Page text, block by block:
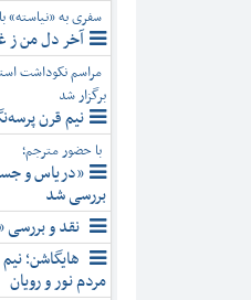
سفری به «نیاسته»
آخر دل من
مراسم نکوداشت
برگزار شد
نیم قرن
با حضور مترجم؛
«دریاس و
بررسی شد
نقد و بررسی
هایگاشن؛
مردم نور و رویان